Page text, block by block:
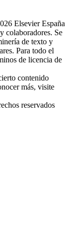
Elsevier España
colaboradores. Se
de texto y
Para todo el
de licencia de
contenido
más, visite
reservados